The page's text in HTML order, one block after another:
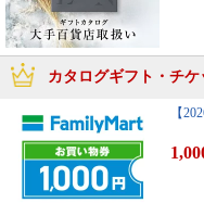
カタログギフト・チケ
【